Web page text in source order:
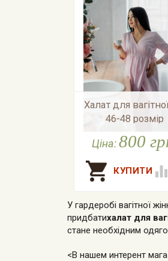
Халат для
46-48 розмір
У наявності
Ціна:800

У гардеробі вагітної
придбатихалат для
стане необхідним
<В нашем интерент